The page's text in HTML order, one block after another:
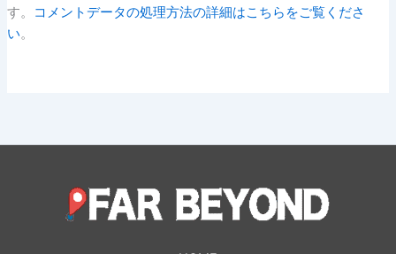
す。
コメントデータの処理方法の詳細はこちらをご覧くださ
い。